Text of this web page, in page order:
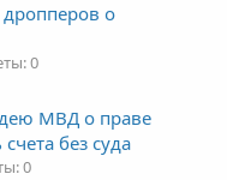
о
0
МВД о праве
без суда
0